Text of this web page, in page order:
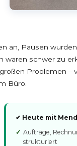
an, Pausen
waren schwer zu
Problemen –
Büro.
✔ Heute mit
Aufträge,
strukturiert